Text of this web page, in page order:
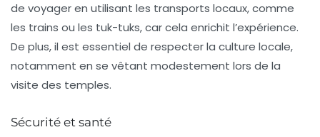
de voyager en utilisant les transports locaux, comme
les trains ou les tuk-tuks, car cela enrichit l’expérience.
De plus, il est essentiel de respecter la culture locale,
notamment en se vêtant modestement lors de la
visite des temples.
Sécurité et santé